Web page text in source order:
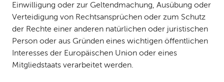
Einwilligung oder zur Geltendmachung, Ausübung oder
Verteidigung von Rechtsansprüchen oder zum Schutz
der Rechte einer anderen natürlichen oder juristischen
Person oder aus Gründen eines wichtigen öffentlichen
Interesses der Europäischen Union oder eines
Mitgliedstaats verarbeitet werden.